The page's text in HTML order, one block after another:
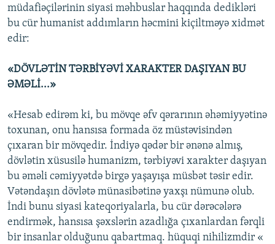
müdafiəçilərinin siyasi məhbuslar haqqında dedikləri
bu cür humanist addımların həcmini kiçiltməyə xidmət
edir:
«DÖVLƏTİN TƏRBİYƏVİ XARAKTER DAŞIYAN BU
ƏMƏLİ...»
«Hesab edirəm ki, bu mövqe əfv qərarının əhəmiyyətinə
toxunan, onu hansısa formada öz müstəvisindən
çıxaran bir mövqedir. İndiyə qədər bir ənənə almış,
dövlətin xüsusilə humanizm, tərbiyəvi xarakter daşıyan
bu əməli cəmiyyətdə birgə yaşayışa müsbət təsir edir.
Vətəndaşın dövlətə münasibətinə yaxşı nümunə olub.
İndi bunu siyasi kateqoriyalarla, bu cür dərəcələrə
endirmək, hansısa şəxslərin azadlığa çıxanlardan fərqli
bir insanlar olduğunu qabartmaq. hüquqi nihilizmdir «